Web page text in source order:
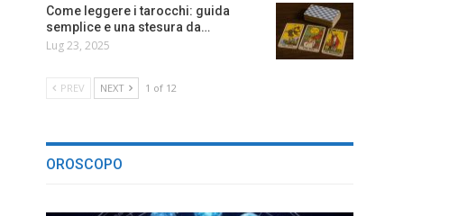
Come leggere i tarocchi: guida
semplice e una stesura da…
Lug 23, 2025
PREV NEXT 1 of 12
OROSCOPO